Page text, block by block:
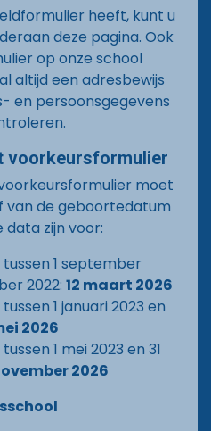
heeft, kunt u
deze pagina. Ook
op onze school
altijd een adresbewijs
en persoonsgegevens
voorkeursformulier
moet
van de geboortedatum
data zijn voor:
1 september
2022: 12 maart 2026
1 januari 2023 en
2026
1 mei 2023 en 31
2026